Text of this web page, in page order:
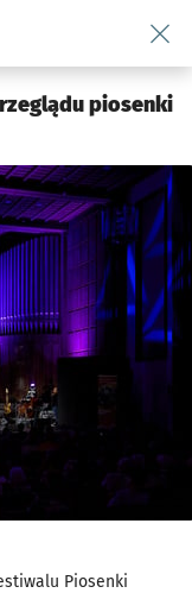
Kultura
piosenki
Piosenki